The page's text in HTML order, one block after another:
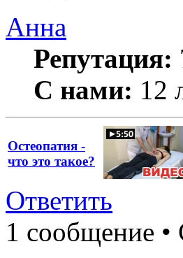
Анна
Репутация:
С нами: 12
Остеопатия -
что это такое?
Ответить
1 сообщение •